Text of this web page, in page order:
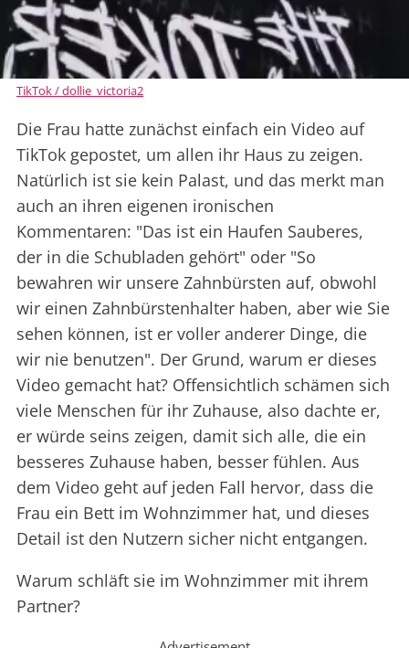
TikTok / dollie_victoria2
Die Frau hatte zunächst einfach ein Video auf
TikTok gepostet, um allen ihr Haus zu zeigen.
Natürlich ist sie kein Palast, und das merkt man
auch an ihren eigenen ironischen
Kommentaren: "Das ist ein Haufen Sauberes,
der in die Schubladen gehört" oder "So
bewahren wir unsere Zahnbürsten auf, obwohl
wir einen Zahnbürstenhalter haben, aber wie Sie
sehen können, ist er voller anderer Dinge, die
wir nie benutzen". Der Grund, warum er dieses
Video gemacht hat? Offensichtlich schämen sich
viele Menschen für ihr Zuhause, also dachte er,
er würde seins zeigen, damit sich alle, die ein
besseres Zuhause haben, besser fühlen. Aus
dem Video geht auf jeden Fall hervor, dass die
Frau ein Bett im Wohnzimmer hat, und dieses
Detail ist den Nutzern sicher nicht entgangen.
Warum schläft sie im Wohnzimmer mit ihrem
Partner?